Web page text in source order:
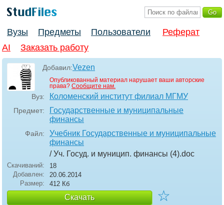
Вузы Предметы Пользователи
Реферат
AI
Заказать работу
Добавил:Vezen
Опубликованный материал нарушает ваши авторские
права? Сообщите нам.
Вуз: Коломенский институт филиал МГМУ
Предмет:
Государственные и муниципальные
финансы
Файл:
Учебник Государственные и муниципальные
финансы
/ Уч. Госуд. и муницип. финансы (4).doc
Скачиваний:
18
Добавлен:
20.06.2014
Размер:
412 Кб
Скачать ☆